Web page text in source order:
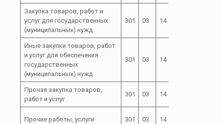
Закупка товаров, работ и
услуг для государственных
(муниципальных) нужд
301 03 14
Иные закупки товаров, работ
и услуг для обеспечения
государственных
(муниципальных) нужд
301 03 14
Прочая закупка товаров,
работ и услуг
301 03 14
Прочие работы, услуги 301 03 14